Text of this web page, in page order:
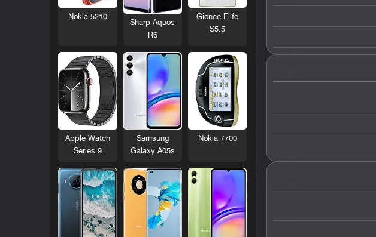
Gionee Elife
S5.5
Sharp Aquos
R6
Nokia 5210
Nokia 7700
Samsung
Galaxy A05s
Apple Watch
Series 9